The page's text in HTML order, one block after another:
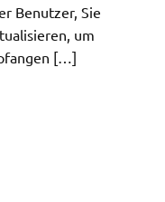
Benutzer, Sie
um
[…]